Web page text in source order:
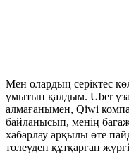
Мен олардың серіктес
ұмытып қалдым. Uber
алмағанымен, Qiwi
байланысып, менің
хабарлау арқылы өте
төлеуден құтқарған